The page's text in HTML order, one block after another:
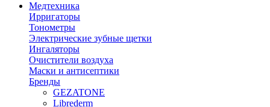
Медтехника
Ирригаторы
Тонометры
Электрические зубные щетки
Ингаляторы
Очистители воздуха
Маски и антисептики
Бренды
GEZATONE
Librederm